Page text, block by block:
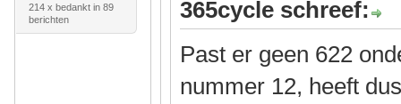
214 x bedankt in 89
berichten
365cycle schreef:
Past er geen 622
nummer 12, heeft